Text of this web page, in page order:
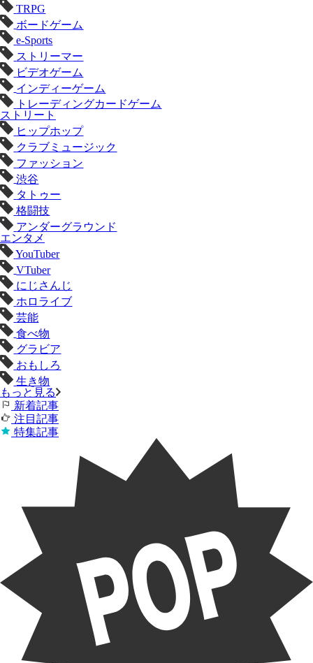
TRPG
ボードゲーム
e-Sports
ストリーマー
ビデオゲーム
インディーゲーム
トレーディングカードゲーム
ストリート
ヒップホップ
クラブミュージック
ファッション
渋谷
タトゥー
格闘技
アンダーグラウンド
エンタメ
YouTuber
VTuber
にじさんじ
ホロライブ
芸能
食べ物
グラビア
おもしろ
生き物
もっと見る
新着記事
注目記事
特集記事